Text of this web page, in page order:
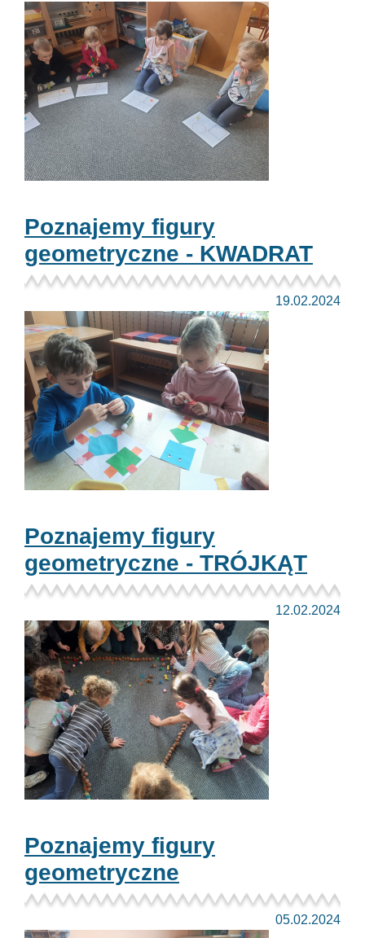
Poznajemy figury
geometryczne - KWADRAT
19.02.2024
Poznajemy figury
geometryczne - TRÓJKĄT
12.02.2024
Poznajemy figury
geometryczne
05.02.2024